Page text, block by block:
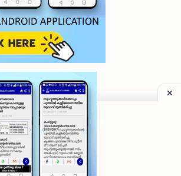
Vartha | LATEST KASARAGOD
Redressal